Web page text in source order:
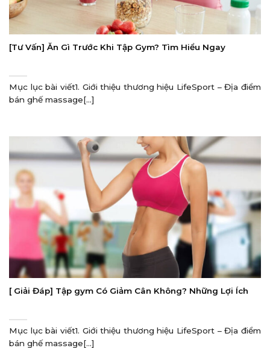
[Tư Vấn] Ăn Gì Trước Khi Tập Gym? Tìm Hiểu Ngay
Mục lục bài viết1. Giới thiệu thương hiệu LifeSport – Địa điểm
bán ghế massage[...]
[ Giải Đáp] Tập gym Có Giảm Cân Không? Những Lợi Ích
Mục lục bài viết1. Giới thiệu thương hiệu LifeSport – Địa điểm
bán ghế massage[...]